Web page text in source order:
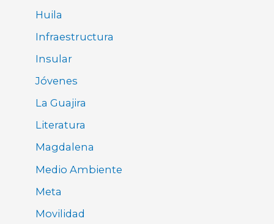
Huila
Infraestructura
Insular
Jóvenes
La Guajira
Literatura
Magdalena
Medio Ambiente
Meta
Movilidad